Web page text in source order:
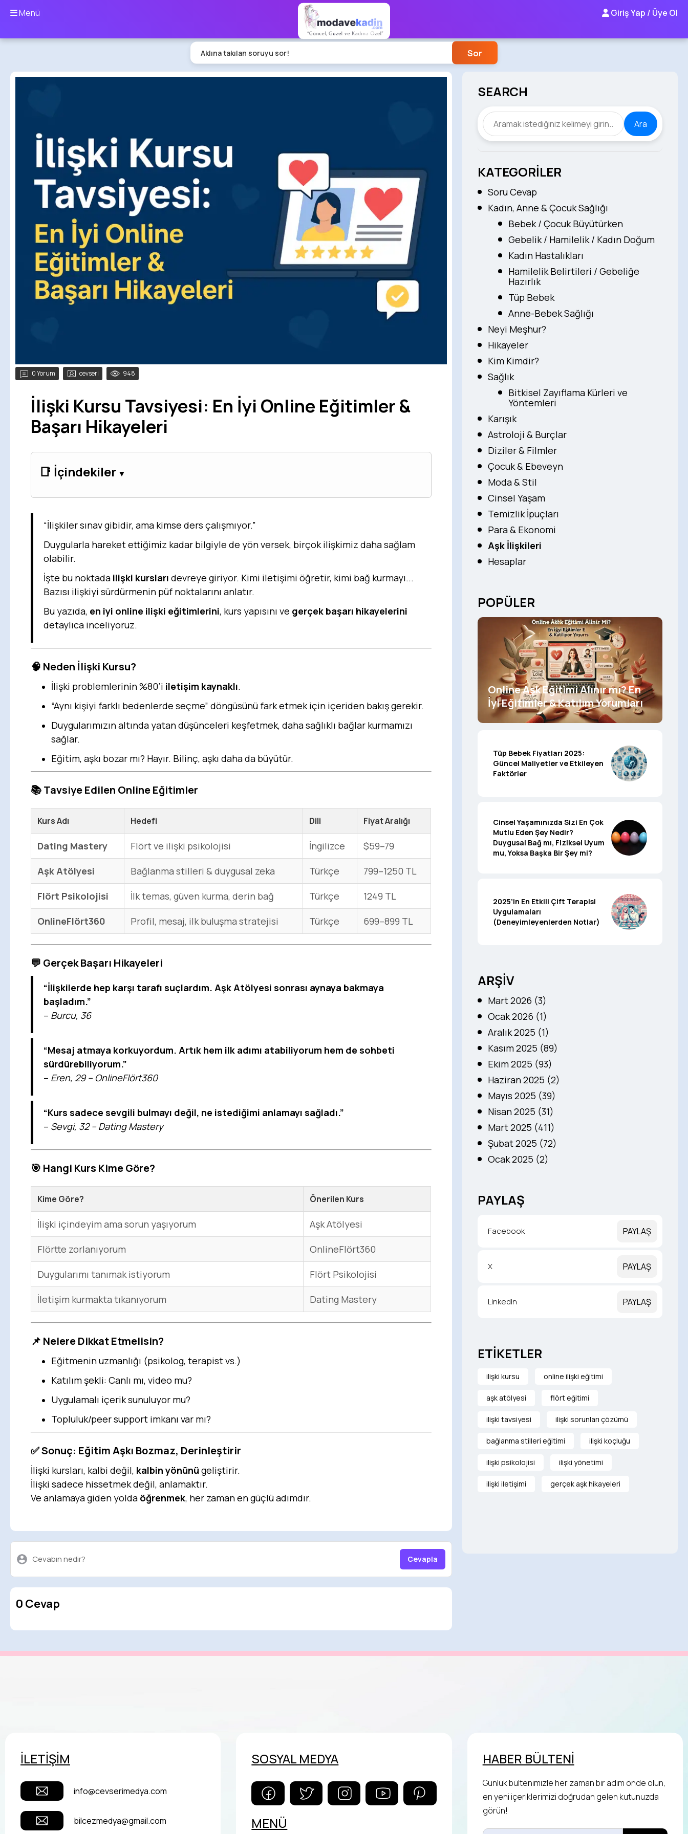
Menü Giriş Yap / Üye Ol
Aklına takılan soruyu sor! Sor
0 Yorum cevseri 948
İlişki Kursu Tavsiyesi: En İyi Online Eğitimler &
Başarı Hikayeleri
📑 İçindekiler
“İlişkiler sınav gibidir, ama kimse ders çalışmıyor.”
Duygularla hareket ettiğimiz kadar bilgiyle de yön versek, birçok ilişkimiz daha sağlam
olabilir.
İşte bu noktada ilişki kursları devreye giriyor. Kimi iletişimi öğretir, kimi bağ kurmayı...
Bazısı ilişkiyi sürdürmenin püf noktalarını anlatır.
Bu yazıda, en iyi online ilişki eğitimlerini, kurs yapısını ve gerçek başarı hikayelerini
detaylıca inceliyoruz.
🧠 Neden İlişki Kursu?
İlişki problemlerinin %80’i iletişim kaynaklı.
“Aynı kişiyi farklı bedenlerde seçme” döngüsünü fark etmek için içeriden bakış gerekir.
Duygularımızın altında yatan düşünceleri keşfetmek, daha sağlıklı bağlar kurmamızı
sağlar.
Eğitim, aşkı bozar mı? Hayır. Bilinç, aşkı daha da büyütür.
📚Tavsiye Edilen Online Eğitimler
Kurs Adı Hedefi Dili Fiyat Aralığı
Dating Mastery Flört ve ilişki psikolojisi İngilizce $59–79
Aşk Atölyesi Bağlanma stilleri & duygusal zeka Türkçe 799–1250 TL
Flört Psikolojisi İlk temas, güven kurma, derin bağ Türkçe 1249 TL
OnlineFlört360 Profil, mesaj, ilk buluşma stratejisi Türkçe 699–899 TL
💬 Gerçek Başarı Hikayeleri
“İlişkilerde hep karşı tarafı suçlardım. Aşk Atölyesi sonrası aynaya bakmaya
başladım.”
– Burcu, 36
“Mesaj atmaya korkuyordum. Artık hem ilk adımı atabiliyorum hem de sohbeti
sürdürebiliyorum.”
– Eren, 29 – OnlineFlört360
“Kurs sadece sevgili bulmayı değil, ne istediğimi anlamayı sağladı.”
– Sevgi, 32 – Dating Mastery
🎯 Hangi Kurs Kime Göre?
Kime Göre? Önerilen Kurs
İlişki içindeyim ama sorun yaşıyorum Aşk Atölyesi
Flörtte zorlanıyorum OnlineFlört360
Duygularımı tanımak istiyorum Flört Psikolojisi
İletişim kurmakta tıkanıyorum Dating Mastery
📌 Nelere Dikkat Etmelisin?
Eğitmenin uzmanlığı (psikolog, terapist vs.)
Katılım şekli: Canlı mı, video mu?
Uygulamalı içerik sunuluyor mu?
Topluluk/peer support imkanı var mı?
✅Sonuç: Eğitim Aşkı Bozmaz, Derinleştirir
İlişki kursları, kalbi değil, kalbin yönünü geliştirir.
İlişki sadece hissetmek değil, anlamaktır.
Ve anlamaya giden yolda öğrenmek, her zaman en güçlü adımdır.
Cevabın nedir? Cevapla
0 Cevap
SEARCH
Ara
KATEGORİLER
Soru Cevap
Kadın, Anne & Çocuk Sağlığı
Bebek / Çocuk Büyütürken
Gebelik / Hamilelik / Kadın Doğum
Kadın Hastalıkları
Hamilelik Belirtileri / Gebeliğe
Hazırlık
Tüp Bebek
Anne-Bebek Sağlığı
Neyi Meşhur?
Hikayeler
Kim Kimdir?
Sağlık
Bitkisel Zayıflama Kürleri ve
Yöntemleri
Karışık
Astroloji & Burçlar
Diziler & Filmler
Çocuk & Ebeveyn
Moda & Stil
Cinsel Yaşam
Temizlik İpuçları
Para & Ekonomi
Aşk İlişkileri
Hesaplar
POPÜLER
Online Aşk Eğitimi Alınır mı? En
İyi Eğitimler & Katılım Yorumları
Tüp Bebek Fiyatları 2025:
Güncel Maliyetler ve Etkileyen
Faktörler
Cinsel Yaşamınızda Sizi En Çok
Mutlu Eden Şey Nedir?
Duygusal Bağ mı, Fiziksel Uyum
mu, Yoksa Başka Bir Şey mi?
2025’in En Etkili Çift Terapisi
Uygulamaları
(Deneyimleyenlerden Notlar)
ARŞİV
Mart 2026 (3)
Ocak 2026 (1)
Aralık 2025 (1)
Kasım 2025 (89)
Ekim 2025 (93)
Haziran 2025 (2)
Mayıs 2025 (39)
Nisan 2025 (31)
Mart 2025 (411)
Şubat 2025 (72)
Ocak 2025 (2)
PAYLAŞ
Facebook PAYLAŞ
X PAYLAŞ
LinkedIn PAYLAŞ
ETİKETLER
ilişki kursu online ilişki eğitimi
aşk atölyesi flört eğitimi
ilişki tavsiyesi ilişki sorunları çözümü
bağlanma stilleri eğitimi ilişki koçluğu
ilişki psikolojisi ilişki yönetimi
ilişki iletişimi gerçek aşk hikayeleri
İLETİŞİM
info@cevserimedya.com
bilcezmedya@gmail.com
SOSYAL MEDYA
MENÜ
HABER BÜLTENİ
Günlük bültenimizle her zaman bir adım önde olun,
en yeni içeriklerimizi doğrudan gelen kutunuzda
görün!